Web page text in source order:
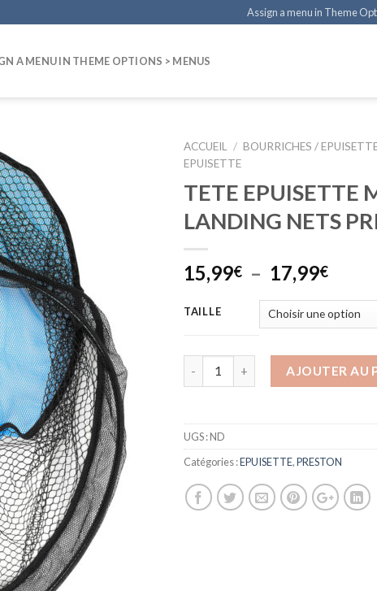
Assign a menu in Theme
A MENU IN THEME OPTIONS > MENUS
ACCUEIL / BOURRICHES /
EPUISETTE
TETE EPUISETTE
LANDING NETS
15,99€ – 17,99€Plage
prix :
à
TAILLE
AJOUTER AU
UGS :ND
Catégories :EPUISETTE,PRESTON